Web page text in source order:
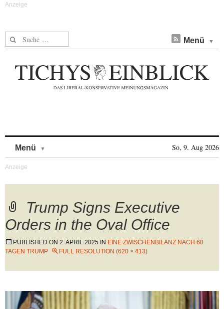
Suche nach: Menü
Menü So, 9. Aug 2026
Trump Signs Executive
Orders in the Oval Office
PUBLISHED ON 2. APRIL 2025 IN EINE ZWISCHENBILANZ NACH 60
TAGEN TRUMP
FULL RESOLUTION (620 × 413)